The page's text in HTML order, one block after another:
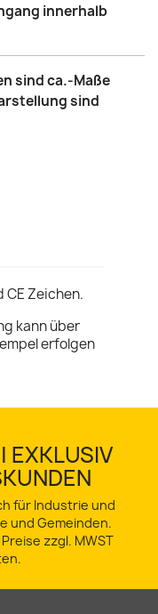
innerhalb
sind ca.-Maße
sind
CE Zeichen.
kann über
erfolgen
EXKLUSIV
für Industrie und
und Gemeinden.
zzgl. MWST